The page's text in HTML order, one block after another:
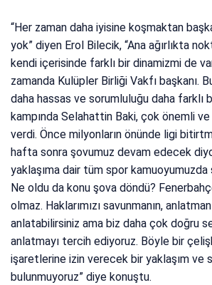
“Her zaman daha iyisine koşmaktan
yok” diyen Erol Bilecik, “Ana ağırlıkta
kendi içerisinde farklı bir dinamizmi de
zamanda Kulüpler Birliği Vakfı başkanı.
daha hassas ve sorumluluğu daha farklı
kampında Selahattin Baki, çok önemli
verdi. Önce milyonların önünde ligi
hafta sonra şovumuz devam edecek
yaklaşıma dair tüm spor
Ne oldu da konu şova döndü?
olmaz. Haklarımızı savunmanın,
anlatabilirsiniz ama biz daha çok doğru
anlatmayı tercih ediyoruz. Böyle bir
işaretlerine izin verecek bir yaklaşım ve
bulunmuyoruz” diye konuştu.